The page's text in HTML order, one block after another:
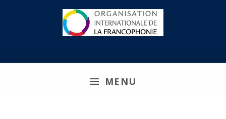
MENU